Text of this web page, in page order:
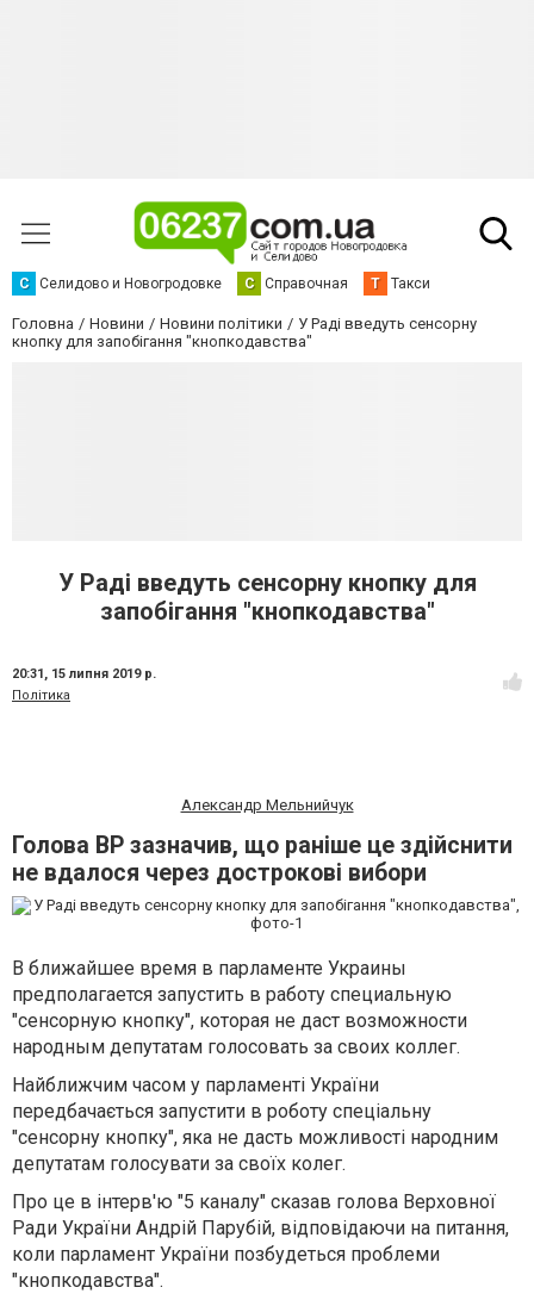
С Селидово и Новогродовке С Справочная Т Такси
Головна Новини Новини політики
У Раді введуть сенсорну
кнопку для запобігання "кнопкодавства"
У Раді введуть сенсорну кнопку для
запобігання "кнопкодавства"
20:31, 15 липня 2019 р.
Політика
Александр Мельнийчук
Голова ВР зазначив, що раніше це здійснити
не вдалося через дострокові вибори
В ближайшее время в парламенте Украины
предполагается запустить в работу специальную
"сенсорную кнопку", которая не даст возможности
народным депутатам голосовать за своих коллег.
Найближчим часом у парламенті України
передбачається запустити в роботу спеціальну
"сенсорну кнопку", яка не дасть можливості народним
депутатам голосувати за своїх колег.
Про це в інтерв'ю "5 каналу" сказав голова Верховної
Ради України Андрій Парубій, відповідаючи на питання,
коли парламент України позбудеться проблеми
"кнопкодавства".